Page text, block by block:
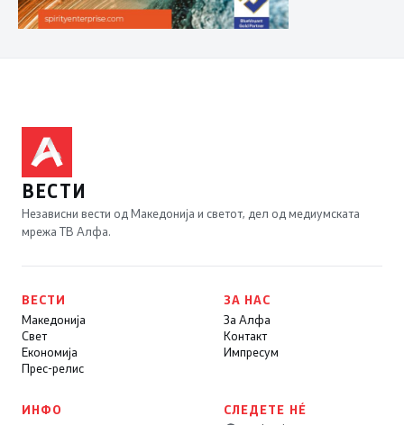
ВЕСТИ
Независни вести од Македонија и светот, дел од медиумската
мрежа ТВ Алфа.
ВЕСТИ
Македонија
Свет
Економија
Прес-релис
ЗА НАС
За Алфа
Контакт
Импресум
ИНФО
СЛЕДЕТЕ НÉ